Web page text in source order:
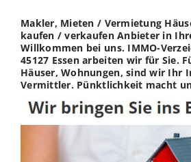
Makler, Mieten / Vermietung
kaufen / verkaufen Anbieter in
Willkommen bei uns. IMMO-
45127 Essen arbeiten wir für Sie.
Häuser, Wohnungen, sind wir Ihr
Vermittler. Pünktlichkeit macht